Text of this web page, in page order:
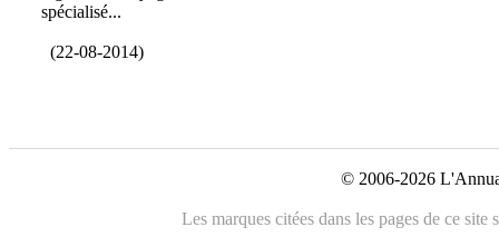
spécialisé...
(22-08-2014)
© 2006-2026
Les marques citées dans les pages de ce